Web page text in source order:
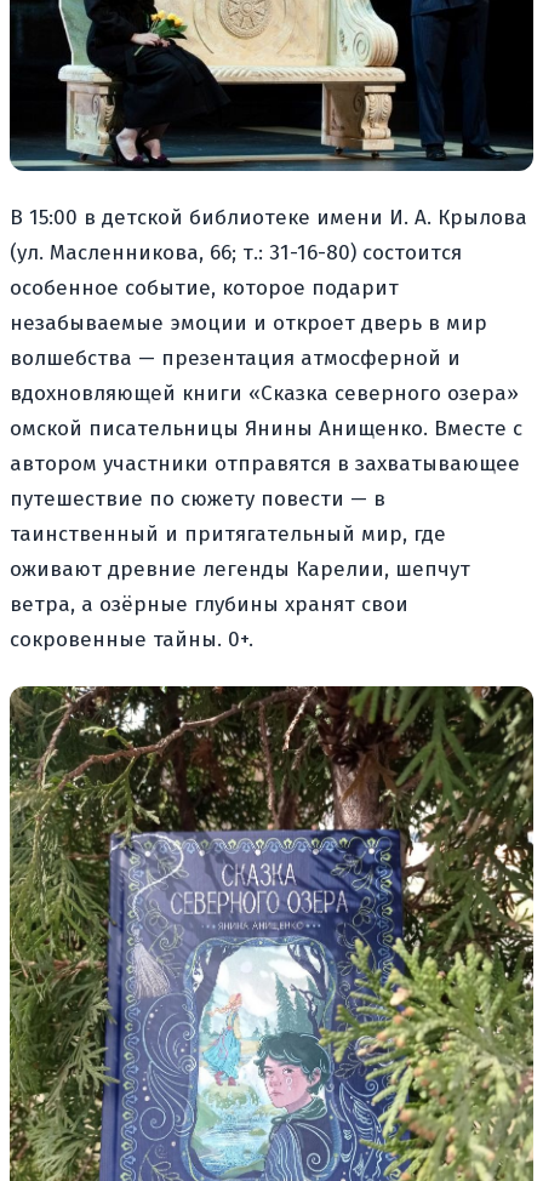
В 15:00 в детской библиотеке имени И. А. Крылова
(ул. Масленникова, 66; т.: 31-16-80) состоится
особенное событие, которое подарит
незабываемые эмоции и откроет дверь в мир
волшебства — презентация атмосферной и
вдохновляющей книги «Сказка северного озера»
омской писательницы Янины Анищенко. Вместе с
автором участники отправятся в захватывающее
путешествие по сюжету повести — в
таинственный и притягательный мир, где
оживают древние легенды Карелии, шепчут
ветра, а озёрные глубины хранят свои
сокровенные тайны. 0+.